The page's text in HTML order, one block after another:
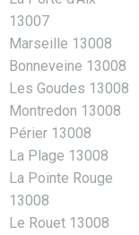
13007
Marseille 13008
Bonneveine 13008
Les Goudes 13008
Montredon 13008
Périer 13008
La Plage 13008
La Pointe Rouge
13008
Le Rouet 13008